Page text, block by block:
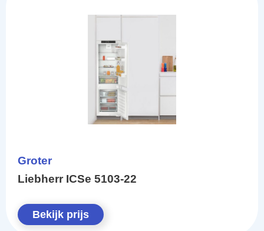
Groter
Liebherr ICSe 5103-22
Bekijk prijs